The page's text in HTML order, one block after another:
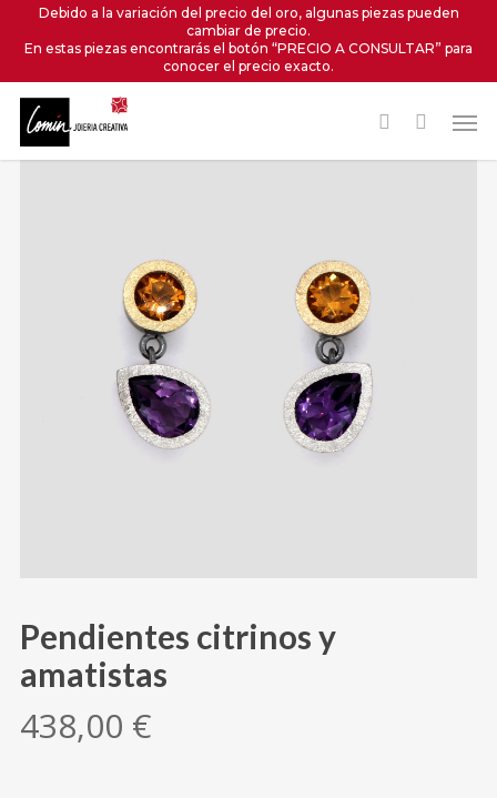
content
Debido a la variación del precio del oro, algunas piezas pueden
cambiar de precio.
En estas piezas encontrarás el botón “PRECIO A CONSULTAR” para
conocer el precio exacto.
Pendientes citrinos y
amatistas
438,00 €